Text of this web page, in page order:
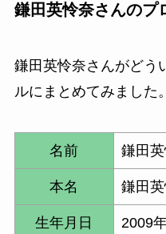
鎌田英怜奈さんのプ
鎌田英怜奈さんがどう
ルにまとめてみました。
名前 鎌田
本名 鎌田
生年月日 2009